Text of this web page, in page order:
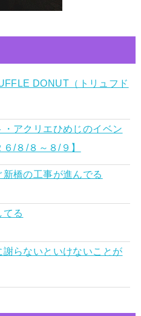
DONUT（トリュフド
アクリエひめじのイベン
/８/８～８/９】
橋の工事が進んでる
てる
謝らないといけないことが